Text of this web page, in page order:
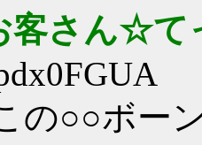
客さん☆て
の○○ボー